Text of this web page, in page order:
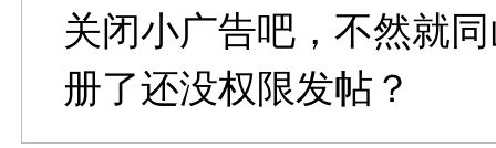
关闭小广告吧，不然就
册了还没权限发帖？